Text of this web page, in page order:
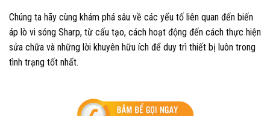
Chúng ta hãy cùng khám phá sâu về các yếu tố liên quan đến biến
áp lò vi sóng Sharp, từ cấu tạo, cách hoạt động đến cách thực hiện
sửa chữa và những lời khuyên hữu ích để duy trì thiết bị luôn trong
tình trạng tốt nhất.